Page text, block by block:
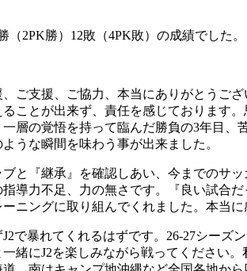
2PK勝）12敗（4PK敗）の成績でした。
ご支援、ご協力、本当にありがとうご
ことが出来ず、責任を感じております
層の覚悟を持って臨んだ勝負の3年目
うな瞬間を味わう事が出来ました。
と『継承』を確認しあい、今までのサ
導力不足、力の無さです。『良い試合
ニングに取り組んでくれました。本当
で暴れてくれるはずです。26-27シー
緒にJ2を楽しみながら戦ってください